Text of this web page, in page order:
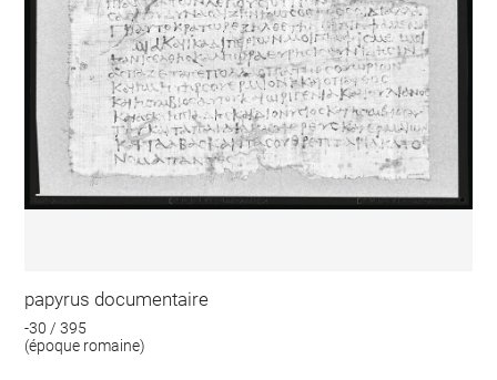
papyrus documentaire
-30 / 395
(époque romaine)